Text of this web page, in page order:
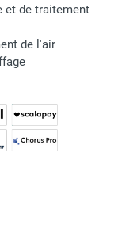
et de traitement
de l'air